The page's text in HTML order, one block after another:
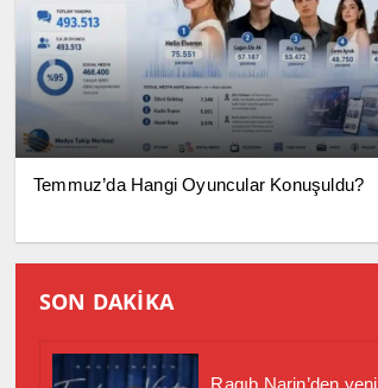
Temmuz’da Hangi Oyuncular Konuşuldu?
SON DAKİKA
Ragıb Narin’den yeni